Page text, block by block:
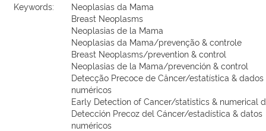
Keywords:
Neoplasias da Mama
Breast Neoplasms
Neoplasias de la Mama
Neoplasias da Mama/prevenção & controle
Breast Neoplasms/prevention & control
Neoplasias de la Mama/prevención & control
Detecção Precoce de Câncer/estatística & dados
numéricos
Early Detection of Cancer/statistics & numerical
Detección Precoz del Cáncer/estadística & datos
numéricos